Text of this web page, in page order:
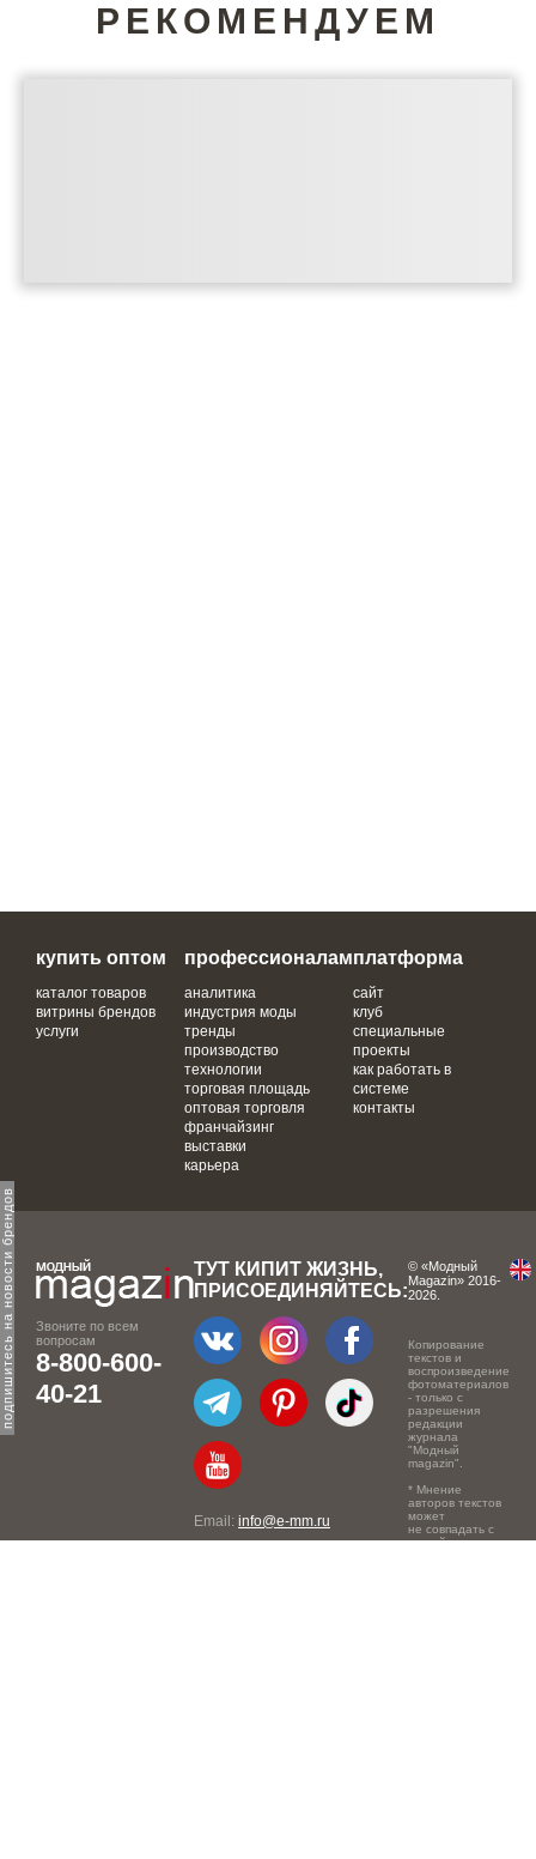
подпишитесь на новости брендов
РЕКОМЕНДУЕМ
купить оптом
каталог товаров
витрины брендов
услуги
профессионалам
аналитика
индустрия моды
тренды
производство
технологии
торговая площадь
оптовая торговля
франчайзинг
выставки
карьера
платформа
сайт
клуб
специальные
проекты
как работать в
системе
контакты
Звоните по всем
вопросам
8-800-600-
40-21
ТУТ КИПИТ ЖИЗНЬ,
ПРИСОЕДИНЯЙТЕСЬ:
Email: info@e-mm.ru
© «Модный
Magazin» 2016-
2026.
Копирование
текстов и
воспроизведение
фотоматериалов
- только с
разрешения
редакции
журнала
"Модный
magazin".
* Мнение
авторов текстов
может
не совпадать с
точкой зрения